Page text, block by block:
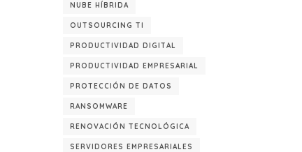
NUBE HÍBRIDA
OUTSOURCING TI
PRODUCTIVIDAD DIGITAL
PRODUCTIVIDAD EMPRESARIAL
PROTECCIÓN DE DATOS
RANSOMWARE
RENOVACIÓN TECNOLÓGICA
SERVIDORES EMPRESARIALES